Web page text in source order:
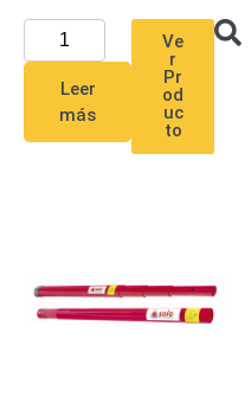
Memorias
Servidores
Unidades
de Estado
Analíticas
EPCOM
Leer
más
Ve
r
Pr
od
uc
to